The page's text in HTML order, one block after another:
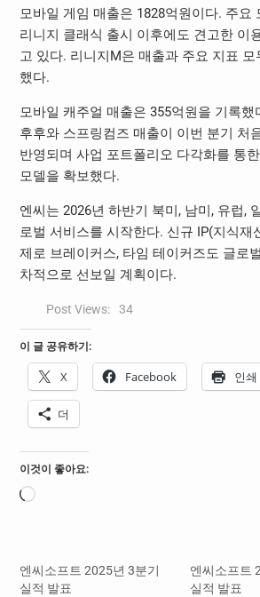
모바일 게임 매출은 1828억원이다. 주요
리니지 클래식 출시 이후에도 견고한 이
고 있다. 리니지M은 매출과 주요 지표
했다.
모바일 캐주얼 매출은 355억원을 기록했
후후와 스프링컴즈 매출이 이번 분기 처
반영되며 사업 포트폴리오 다각화를 통
모델을 확보했다.
엔씨는 2026년 하반기 북미, 남미, 유럽,
로벌 서비스를 시작한다. 신규 IP(지식재
제로 브레이커스, 타임 테이커즈도 글로
차적으로 선보일 계획이다.
Post Views: 34
이 글 공유하기:
X Facebook 인쇄
더
이것이 좋아요:
로
엔씨소프트 2025년 3분기
실적 발표
엔씨소프트
실적 발표